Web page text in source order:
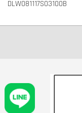
DLW081117S03100B